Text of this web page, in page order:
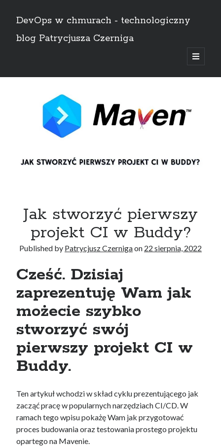
DevOps w chmurach - technologiczny
blog Patrycjusza Czerniga
open
primary
Sidebar
AWS(8)
Docker (4)
(5)
Kubernetes(5)
Poradnik(10)
Recent Posts
Jak zdać egzamin na AWS Certified Solutions Architect Professional
AWS Community Day 2024 – podsumowanie
DevOpsDays Kraków 2024
Jak zostać certyfikowanym specjalistą GitOps?
Recent Comments
Wojciech Lepczyński-Lista konferencji DevOps online
Patrycjusz Czerniga-Jak zdać egzamin na AWS Solutions Architect
Associate (SAA-C02)
Jak stworzyć pierwszy
projekt CI w Buddy?
Published by Patrycjusz Czernigaon 22 sierpnia, 2022
Cześć. Dzisiaj
zaprezentuję Wam jak
możecie szybko
stworzyć swój
pierwszy projekt CI w
Buddy.
Ten artykuł wchodzi w skład cyklu prezentującego jak
zacząć pracę w popularnych narzędziach CI/CD. W
ramach tego wpisu pokażę Wam jak przygotować
proces budowania oraz testowania prostego projektu
opartego na Mavenie.